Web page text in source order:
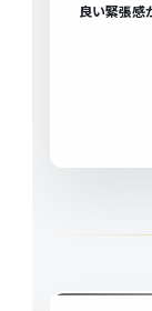
良い緊張感